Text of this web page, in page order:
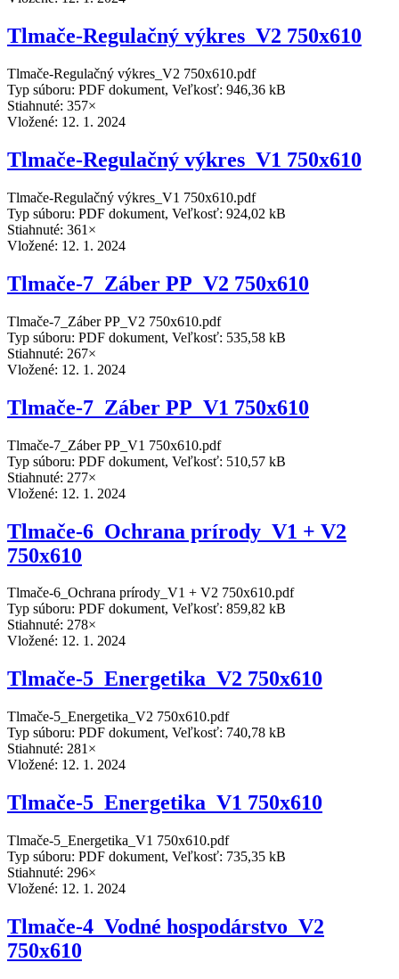
Tlmače-Regulačný výkres_V2 750x610
Tlmače-Regulačný výkres_V2 750x610.pdf
Typ súboru: PDF dokument, Veľkosť: 946,36 kB
Stiahnuté: 357×
Vložené: 12. 1. 2024
Tlmače-Regulačný výkres_V1 750x610
Tlmače-Regulačný výkres_V1 750x610.pdf
Typ súboru: PDF dokument, Veľkosť: 924,02 kB
Stiahnuté: 361×
Vložené: 12. 1. 2024
Tlmače-7_Záber PP_V2 750x610
Tlmače-7_Záber PP_V2 750x610.pdf
Typ súboru: PDF dokument, Veľkosť: 535,58 kB
Stiahnuté: 267×
Vložené: 12. 1. 2024
Tlmače-7_Záber PP_V1 750x610
Tlmače-7_Záber PP_V1 750x610.pdf
Typ súboru: PDF dokument, Veľkosť: 510,57 kB
Stiahnuté: 277×
Vložené: 12. 1. 2024
Tlmače-6_Ochrana prírody_V1 + V2
750x610
Tlmače-6_Ochrana prírody_V1 + V2 750x610.pdf
Typ súboru: PDF dokument, Veľkosť: 859,82 kB
Stiahnuté: 278×
Vložené: 12. 1. 2024
Tlmače-5_Energetika_V2 750x610
Tlmače-5_Energetika_V2 750x610.pdf
Typ súboru: PDF dokument, Veľkosť: 740,78 kB
Stiahnuté: 281×
Vložené: 12. 1. 2024
Tlmače-5_Energetika_V1 750x610
Tlmače-5_Energetika_V1 750x610.pdf
Typ súboru: PDF dokument, Veľkosť: 735,35 kB
Stiahnuté: 296×
Vložené: 12. 1. 2024
Tlmače-4_Vodné hospodárstvo_V2
750x610